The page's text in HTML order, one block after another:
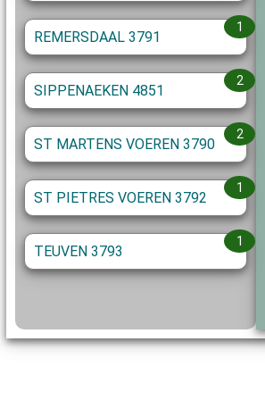
REMERSDAAL 3791
1
SIPPENAEKEN 4851
2
ST MARTENS VOEREN 3790
2
ST PIETRES VOEREN 3792
1
TEUVEN 3793
1